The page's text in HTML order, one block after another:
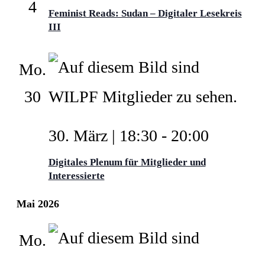
4
Feminist Reads: Sudan – Digitaler Lesekreis
III
Mo.
30
Digitales Plenum für Mitglieder und
Interessierte
30. März | 18:30 - 20:00
Mai 2026
Mo.